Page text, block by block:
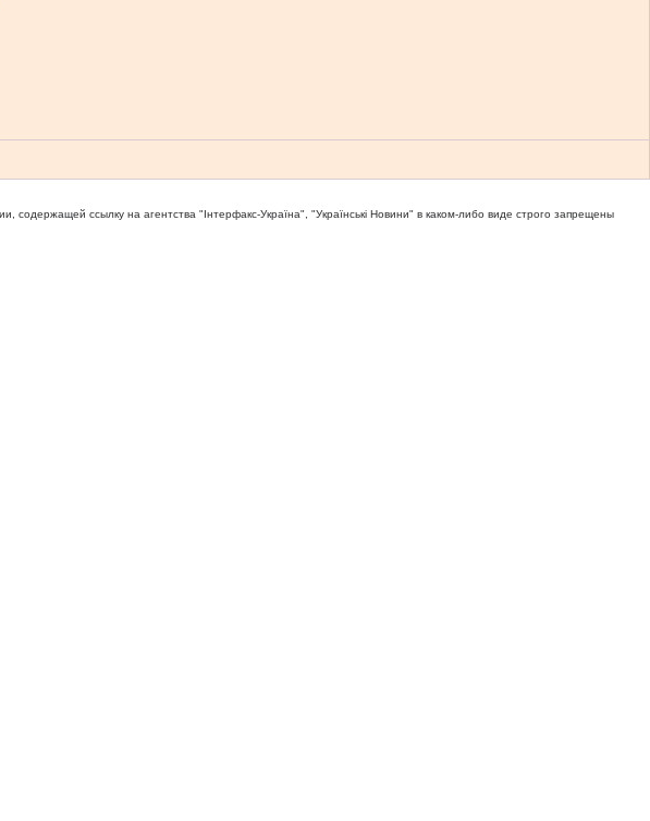
содержащей ссылку на агентства "Iнтерфакс-Україна", "Українськi Новини" в каком-либо виде строго запрещены